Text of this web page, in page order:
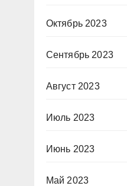
Октябрь 2023
Сентябрь 2023
Август 2023
Июль 2023
Июнь 2023
Май 2023